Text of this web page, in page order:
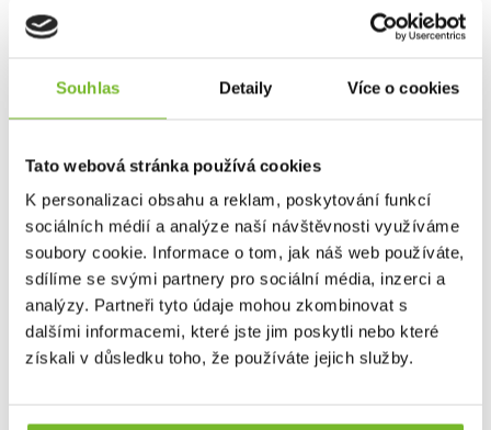
Souhlas Detaily Více o cookies
Tato webová stránka používá cookies
K personalizaci obsahu a reklam, poskytování funkcí
sociálních médií a analýze naší návštěvnosti využíváme
soubory cookie. Informace o tom, jak náš web používáte,
sdílíme se svými partnery pro sociální média, inzerci a
analýzy. Partneři tyto údaje mohou zkombinovat s
dalšími informacemi, které jste jim poskytli nebo které
získali v důsledku toho, že používáte jejich služby.